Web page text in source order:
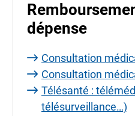
dépense
Consultation
Consultation
Télésanté :
télésurveillance…)